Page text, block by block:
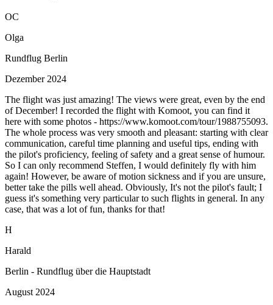
OC
Olga
Rundflug Berlin
Dezember 2024
The flight was just amazing! The views were great, even by the end
of December! I recorded the flight with Komoot, you can find it
here with some photos - https://www.komoot.com/tour/1988755093.
The whole process was very smooth and pleasant: starting with clear
communication, careful time planning and useful tips, ending with
the pilot's proficiency, feeling of safety and a great sense of humour.
So I can only recommend Steffen, I would definitely fly with him
again! However, be aware of motion sickness and if you are unsure,
better take the pills well ahead. Obviously, It's not the pilot's fault; I
guess it's something very particular to such flights in general. In any
case, that was a lot of fun, thanks for that!
H
Harald
Berlin - Rundflug über die Hauptstadt
August 2024